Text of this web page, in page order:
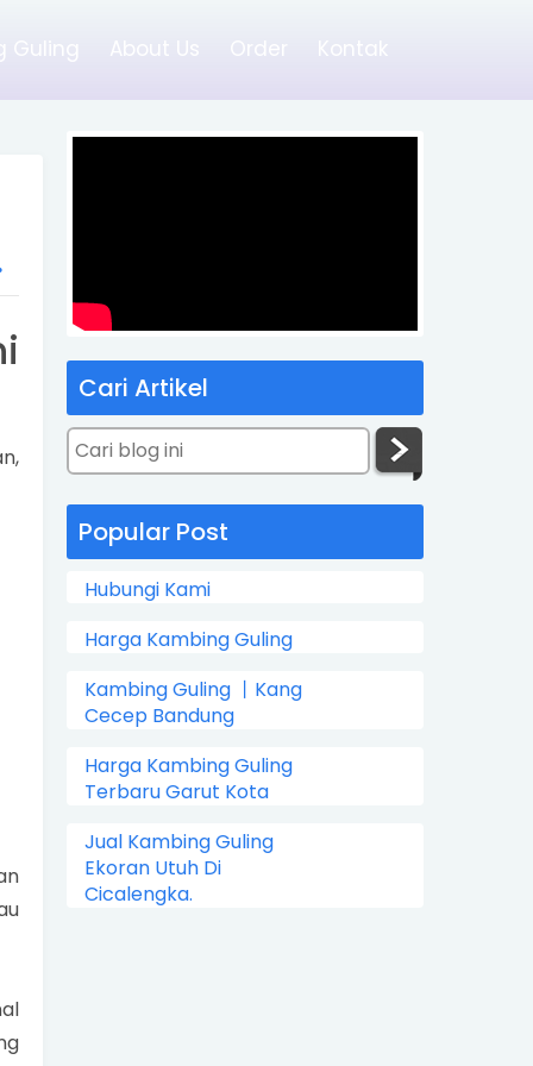
Guling About Us Order Kontak
Cari Artikel
Popular Post
Hubungi Kami
Harga Kambing Guling
Kambing Guling 丨Kang
Cecep Bandung
Harga Kambing Guling
Terbaru Garut Kota
Jual Kambing Guling
Ekoran Utuh Di
Cicalengka.